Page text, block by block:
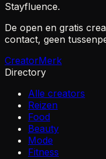
Stayfluence.
De open en gratis
contact, geen
CreatorMerk
Directory
Alle creators
Reizen
Food
Beauty
Mode
Fitness